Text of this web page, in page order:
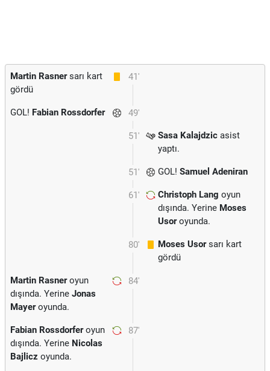
41'
Martin Rasnersarı kart
gördü
49'
GOL! Fabian Rossdorfer
51' Sasa Kalajdzic asist
yaptı.
51' GOL! Samuel Adeniran
61' Christoph Lang oyun
dışında. Yerine Moses
Usoroyunda.
80' Moses Usorsarı kart
gördü
84'
Martin Rasneroyun
dışında. Yerine Jonas
Mayeroyunda.
87'
Fabian Rossdorferoyun
dışında. Yerine Nicolas
Bajlicz oyunda.